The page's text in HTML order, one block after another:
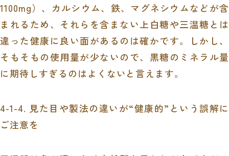
1100mg）、カルシウム、鉄、マグネシウムなどが含
まれるため、それらを含まない上白糖や三温糖とは
違った健康に良い面があるのは確かです。しかし、
そもそもの使用量が少ないので、黒糖のミネラル量
に期待しすぎるのはよくないと言えます。
4-1-4. 見た目や製法の違いが“健康的”という誤解に
ご注意を